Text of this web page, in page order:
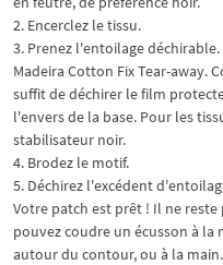
2. Encerclez le tissu.
3. Prenez l'entoilage
Madeira Cotton Fix Tear-away.
suffit de déchirer le film
l'envers de la base. Pour les
stabilisateur noir.
4. Brodez le motif.
5. Déchirez l'excédent
Votre patch est prêt ! Il ne
pouvez coudre un écusson à la
autour du contour, ou à la main.